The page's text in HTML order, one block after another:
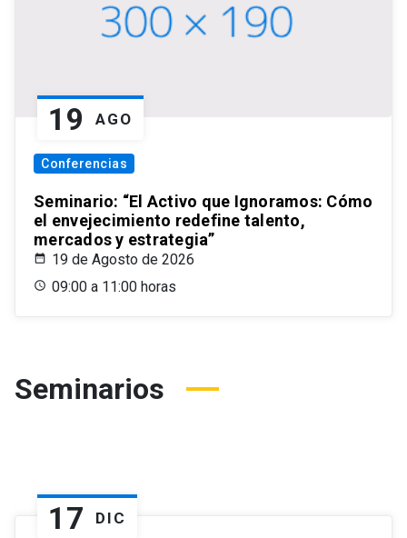
19 AGO
Conferencias
Seminario: “El Activo que Ignoramos: Cómo
el envejecimiento redefine talento,
mercados y estrategia”
19 de Agosto de 2026
09:00 a 11:00 horas
Seminarios
17 DIC